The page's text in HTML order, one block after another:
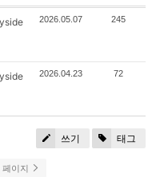
2026.05.07 245
2026.04.23 72
쓰기 태그
페이지